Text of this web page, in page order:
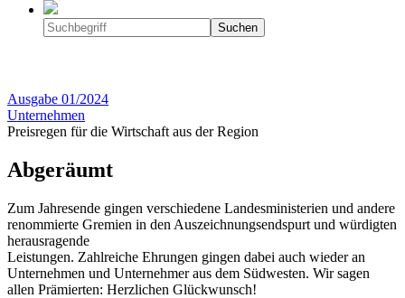
Ausgabe 01/2024
Unternehmen
Preisregen für die Wirtschaft aus der Region
Abgeräumt
Zum Jahresende gingen verschiedene Landes­ministerien und andere
renommierte Gremien in den Auszeichnungsendspurt und würdigten
herausragende
Leistungen. Zahlreiche Ehrungen gingen dabei auch wieder an
Unternehmen und Unternehmer aus dem Südwesten. Wir sagen
allen Prämierten: Herzlichen Glückwunsch!